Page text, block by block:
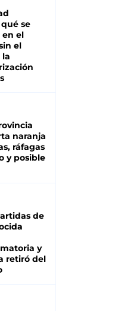
se
el
el
la
naranja
ráfagas
y posible
de
y
retiró del